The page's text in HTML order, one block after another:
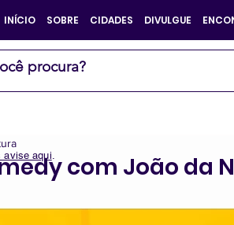
INÍCIO SOBRE CIDADES DIVULGUE
com João da
avise aqui.